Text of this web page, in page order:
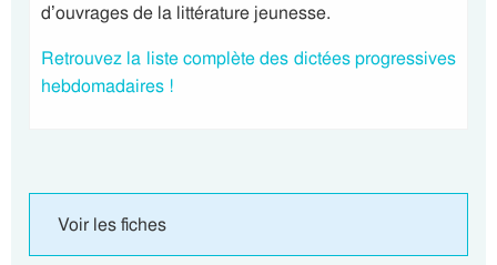
d’ouvrages de la littérature jeunesse.
Retrouvez la liste complète des dictées progressives
hebdomadaires !
Voir les fiches